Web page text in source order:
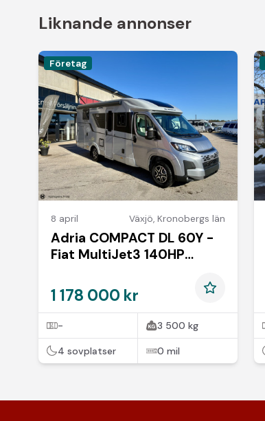
Liknande annonser
Företag
8 april Växjö, Kronobergs län
Adria COMPACT DL 60Y -
Fiat MultiJet3 140HP
1 178 000 kr
- 3 500 kg
4 sovplatser 0 mil